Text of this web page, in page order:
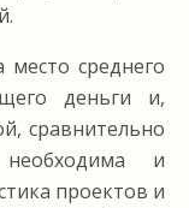
среднего
деньги и,
сравнительно
и
проектов и